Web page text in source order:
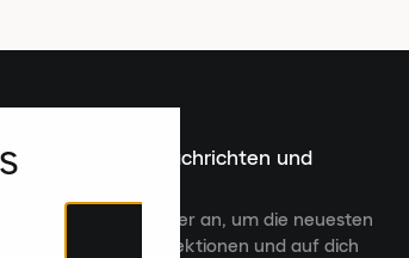
die neuesten Nachrichten und
an
den Laced Newsletter an, um die neuesten
kuratierte Kollektionen und auf dich